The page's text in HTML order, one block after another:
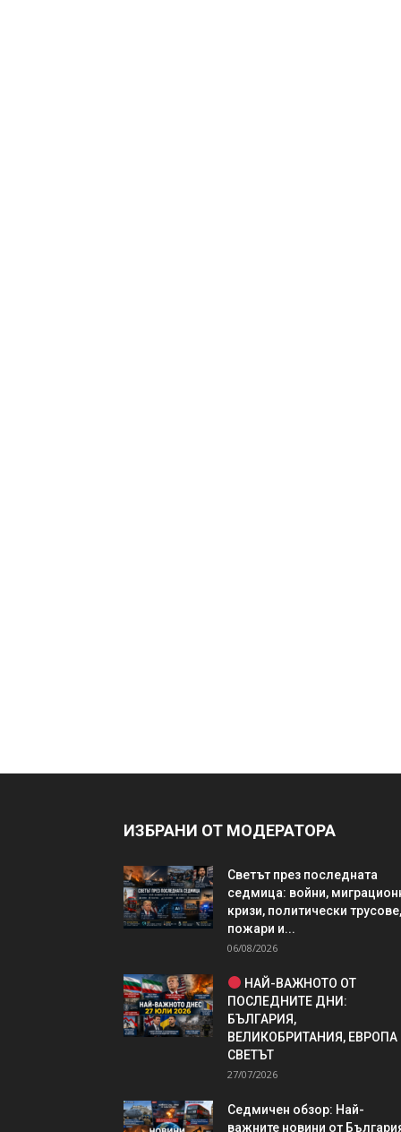
ИЗБРАНИ ОТ МОДЕРАТОРА
Светът през последната
седмица: войни,
кризи, политически трусове,
пожари и...
06/08/2026
НАЙ-ВАЖНОТО ОТ
ПОСЛЕДНИТЕ ДНИ:
БЪЛГАРИЯ,
ВЕЛИКОБРИТАНИЯ, ЕВРОПА
СВЕТЪТ
27/07/2026
Седмичен обзор: Най-
важните новини от